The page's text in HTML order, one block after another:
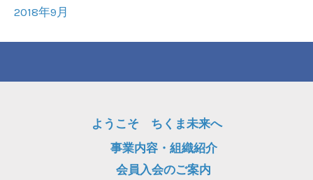
2018年9月
ようこそ ちくま未来へ
事業内容・組織紹介
会員入会のご案内